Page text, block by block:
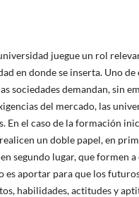
juegue un rol
en donde se inserta. Uno de
sociedades demandan, sin
del mercado, las
En el caso de la formación
un doble papel, en
segundo lugar, que formen
es aportar para que los
habilidades, actitudes y